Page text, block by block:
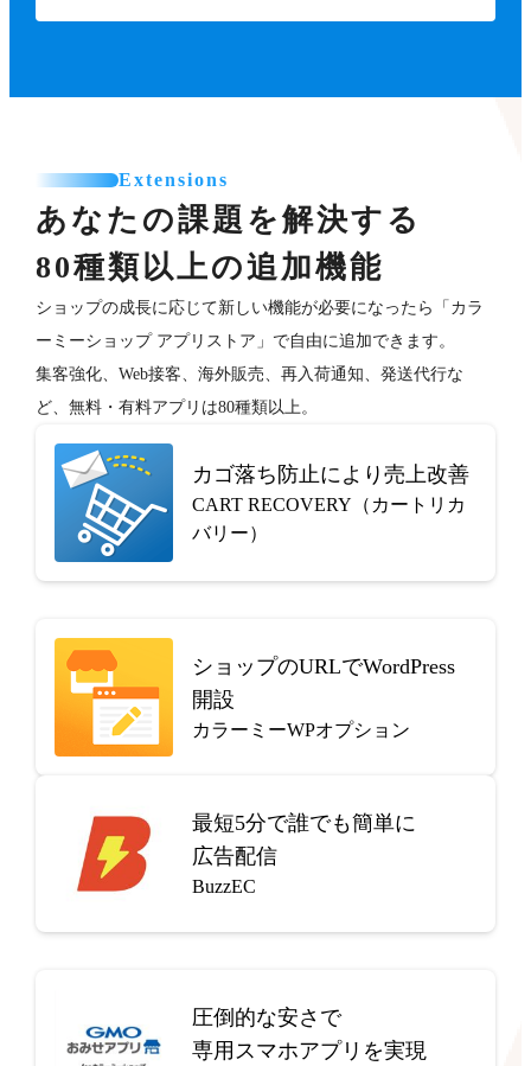
Extensions
あなたの課題を解決する
80種類以上の追加機能
ショップの成長に応じて新しい機能が必要になったら「カラ
ーミーショップ アプリストア」で自由に追加できます。
集客強化、Web接客、海外販売、再入荷通知、発送代行な
ど、無料・有料アプリは80種類以上。
カゴ落ち防止により売上改善
CART RECOVERY（カートリカ
バリー）
ショップのURLでWordPress
開設
カラーミーWPオプション
最短5分で誰でも簡単に
広告配信
BuzzEC
圧倒的な安さで
専用スマホアプリを実現